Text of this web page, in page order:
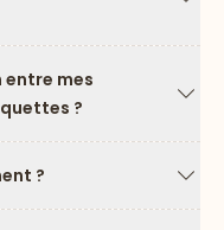
mes
?
?